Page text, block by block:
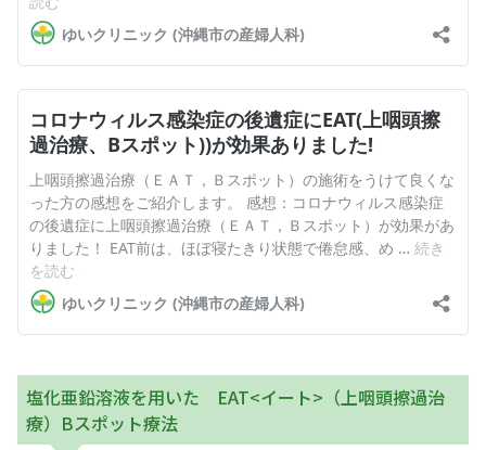
塩化亜鉛溶液を用いた EAT<イート>（上咽頭擦過治
療）Bスポット療法